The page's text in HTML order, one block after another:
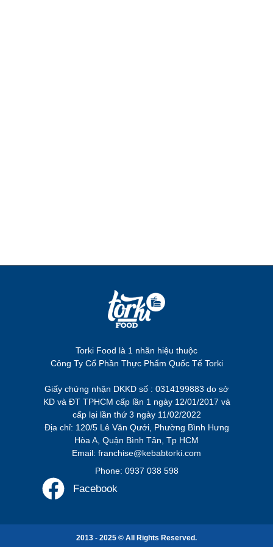
Torki Food là 1 nhãn hiệu thuộc
Công Ty Cổ Phần Thực Phẩm Quốc Tế Torki
Giấy chứng nhận DKKD số : 0314199883 do sở
KD và ĐT TPHCM cấp lần 1 ngày 12/01/2017 và
cấp lại lần thứ 3 ngày 11/02/2022
Địa chỉ: 120/5 Lê Văn Qưới, Phường Bình Hưng
Hòa A, Quận Bình Tân, Tp HCM
Email: franchise@kebabtorki.com
Phone: 0937 038 598
Facebook
2013 - 2025 © All Rights Reserved.